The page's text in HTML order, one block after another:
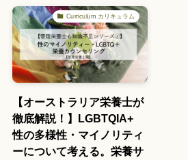
Curriculum カリキュラム
【オーストラリア栄養士が
徹底解説！】LGBTQIA+
性の多様性・マイノリティ
ーについて考える。栄養サ